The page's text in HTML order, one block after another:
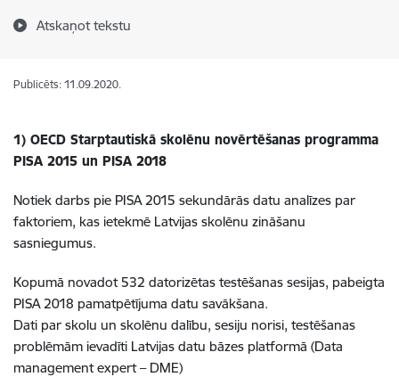
Atskaņot tekstu
Publicēts: 11.09.2020.
1) OECD Starptautiskā skolēnu novērtēšanas programma
PISA 2015 un PISA 2018
Notiek darbs pie PISA 2015 sekundārās datu analīzes par
faktoriem, kas ietekmē Latvijas skolēnu zināšanu
sasniegumus.
Kopumā novadot 532 datorizētas testēšanas sesijas, pabeigta
PISA 2018 pamatpētījuma datu savākšana.
Dati par skolu un skolēnu dalību, sesiju norisi, testēšanas
problēmām ievadīti Latvijas datu bāzes platformā (Data
management expert – DME)